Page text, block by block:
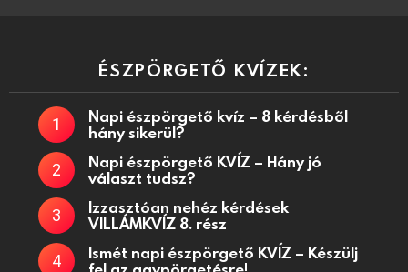
ÉSZPÖRGETŐ KVÍZEK:
Napi észpörgető kvíz – 8 kérdésből
hány sikerül?
Napi észpörgető KVÍZ – Hány jó
választ tudsz?
Izzasztóan nehéz kérdések
VILLÁMKVÍZ 8. rész
Ismét napi észpörgető KVÍZ – Készülj